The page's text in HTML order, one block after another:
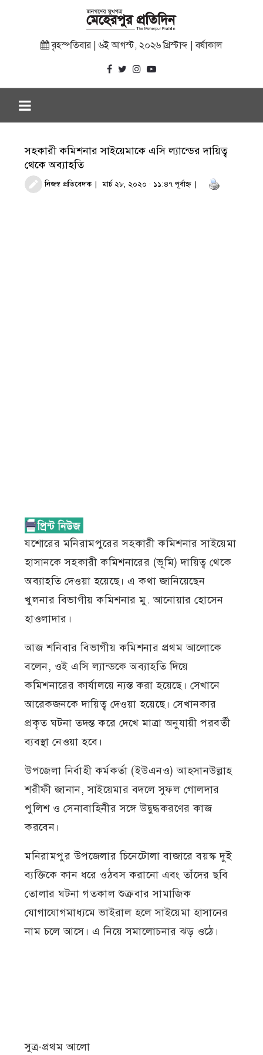
বৃহস্পতিবার | ৬ই আগস্ট, ২০২৬ খ্রিস্টাব্দ | বর্ষাকাল
সহকারী কমিশনার সাইয়েমাকে এসি ল্যান্ডের দায়িত্ব
থেকে অব্যাহতি
নিজস্ব প্রতিবেদক মার্চ ২৮, ২০২০ · ১১:৪৭ পূর্বাহ্ণ
যশোরের মনিরামপুরের সহকারী কমিশনার সাইয়েমা
হাসানকে সহকারী কমিশনারের (ভূমি) দায়িত্ব থেকে
অব্যাহতি দেওয়া হয়েছে। এ কথা জানিয়েছেন
খুলনার বিভাগীয় কমিশনার মু. আনোয়ার হোসেন
হাওলাদার।
আজ শনিবার বিভাগীয় কমিশনার প্রথম আলোকে
বলেন, ওই এসি ল্যান্ডকে অব্যাহতি দিয়ে
কমিশনারের কার্যালয়ে ন্যস্ত করা হয়েছে। সেখানে
আরেকজনকে দায়িত্ব দেওয়া হয়েছে। সেখানকার
প্রকৃত ঘটনা তদন্ত করে দেখে মাত্রা অনুযায়ী পরবর্তী
ব্যবস্থা নেওয়া হবে।
উপজেলা নির্বাহী কর্মকর্তা (ইউএনও) আহসানউল্লাহ
শরীফী জানান, সাইয়েমার বদলে সুফল গোলদার
পুলিশ ও সেনাবাহিনীর সঙ্গে উদ্বুদ্ধকরণের কাজ
করবেন।
মনিরামপুর উপজেলার চিনেটোলা বাজারে বয়স্ক দুই
ব্যক্তিকে কান ধরে ওঠবস করানো এবং তাঁদের ছবি
তোলার ঘটনা গতকাল শুক্রবার সামাজিক
যোগাযোগমাধ্যমে ভাইরাল হলে সাইয়েমা হাসানের
নাম চলে আসে। এ নিয়ে সমালোচনার ঝড় ওঠে।
সুত্র-প্রথম আলো